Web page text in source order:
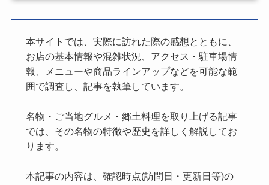
本サイトでは、実際に訪れた際の感想とともに、
お店の基本情報や混雑状況、アクセス・駐車場情
報、メニューや商品ラインアップなどを可能な範
囲で調査し、記事を執筆しています。
名物・ご当地グルメ・郷土料理を取り上げる記事
では、その名物の特徴や歴史を詳しく解説してお
ります。
本記事の内容は、確認時点(訪問日・更新日等)の